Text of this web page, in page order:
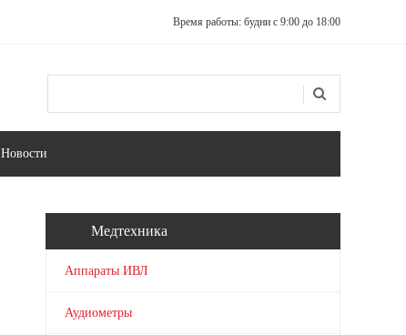
Время работы: будни с 9:00 до 18:00
Новости
Медтехника
Аппараты ИВЛ
Аудиометры